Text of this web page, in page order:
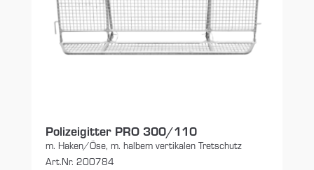
Polizeigitter PRO 300/110
m. Haken/Öse, m. halbem vertikalen Tretschutz
Art.Nr. 200784